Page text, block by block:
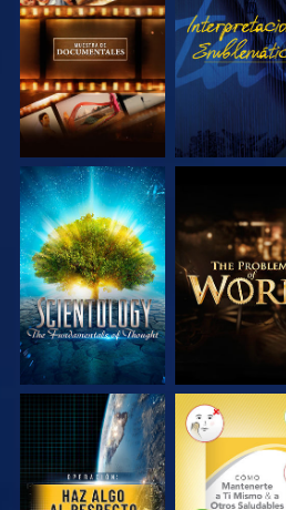
EXPLORA LAS
SERIES
VE
EXPLORA LAS
SERIES
EXPLORA LAS
SERIES
VE VE